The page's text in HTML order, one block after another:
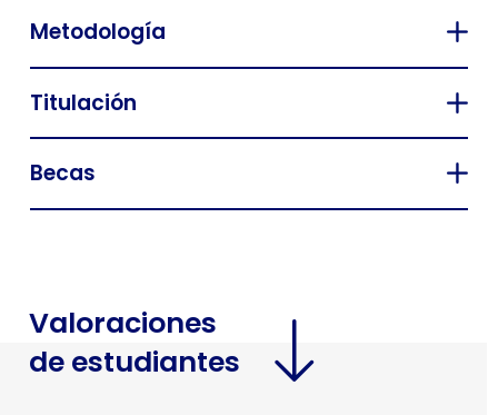
Metodología
Titulación
Becas
Valoraciones
de estudiantes